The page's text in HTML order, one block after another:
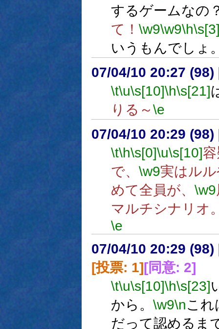
するゲームなの
て！ \w9\w9\h
いうもんでしょ
07/04/10 20:27 (98)
\t\u\s[10]\h\s[21]
りる～\e
07/04/10 20:29 (98)
\t\h\s[0]\u\s[10]
で、 \w9実はル
めて全員が、 \w9
マルチシナリオ
\e
07/04/10 20:29 (98)
[投票: 1][同意: 2]
\t\u\s[10]\h\s[23]
から。 \w9\nこれ
だって認めるま